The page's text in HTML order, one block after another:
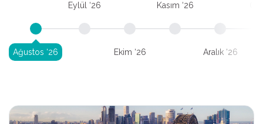
Ağustos ‘26
Eylül ‘26
Ekim ‘26
Kasım ‘26
Aralık ‘26